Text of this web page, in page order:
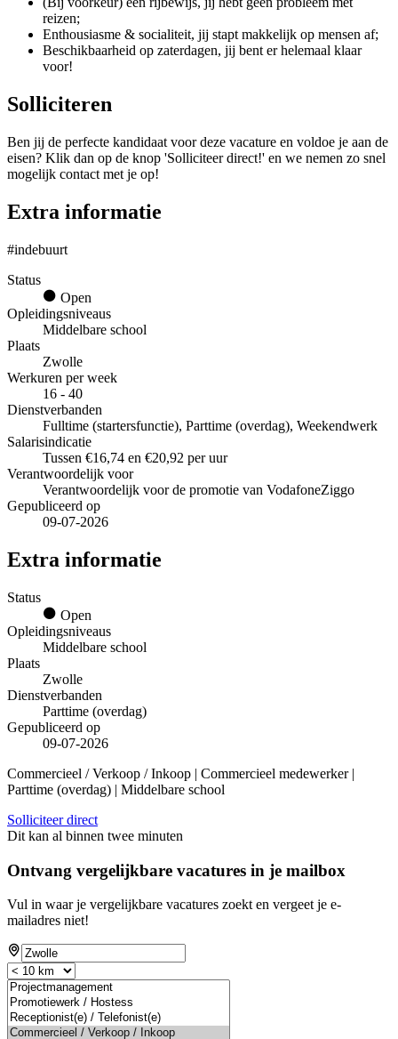
reizen;
Enthousiasme & socialiteit, jij stapt makkelijk op mensen af;
Beschikbaarheid op zaterdagen, jij bent er helemaal klaar
voor!
Solliciteren
Ben jij de perfecte kandidaat voor deze vacature en voldoe je aan de
eisen? Klik dan op de knop 'Solliciteer direct!' en we nemen zo snel
mogelijk contact met je op!
Extra informatie
#indebuurt
Status
Open
Opleidingsniveaus
Middelbare school
Plaats
Zwolle
Werkuren per week
16 - 40
Dienstverbanden
Fulltime (startersfunctie), Parttime (overdag), Weekendwerk
Salarisindicatie
Tussen €16,74 en €20,92 per uur
Verantwoordelijk voor
Verantwoordelijk voor de promotie van VodafoneZiggo
Gepubliceerd op
09-07-2026
Extra informatie
Status
Open
Opleidingsniveaus
Middelbare school
Plaats
Zwolle
Dienstverbanden
Parttime (overdag)
Gepubliceerd op
09-07-2026
Commercieel / Verkoop / Inkoop | Commercieel medewerker |
Parttime (overdag) | Middelbare school
Solliciteer direct
Dit kan al binnen twee minuten
Ontvang vergelijkbare vacatures in je mailbox
Vul in waar je vergelijkbare vacatures zoekt en vergeet je e-
mailadres niet!